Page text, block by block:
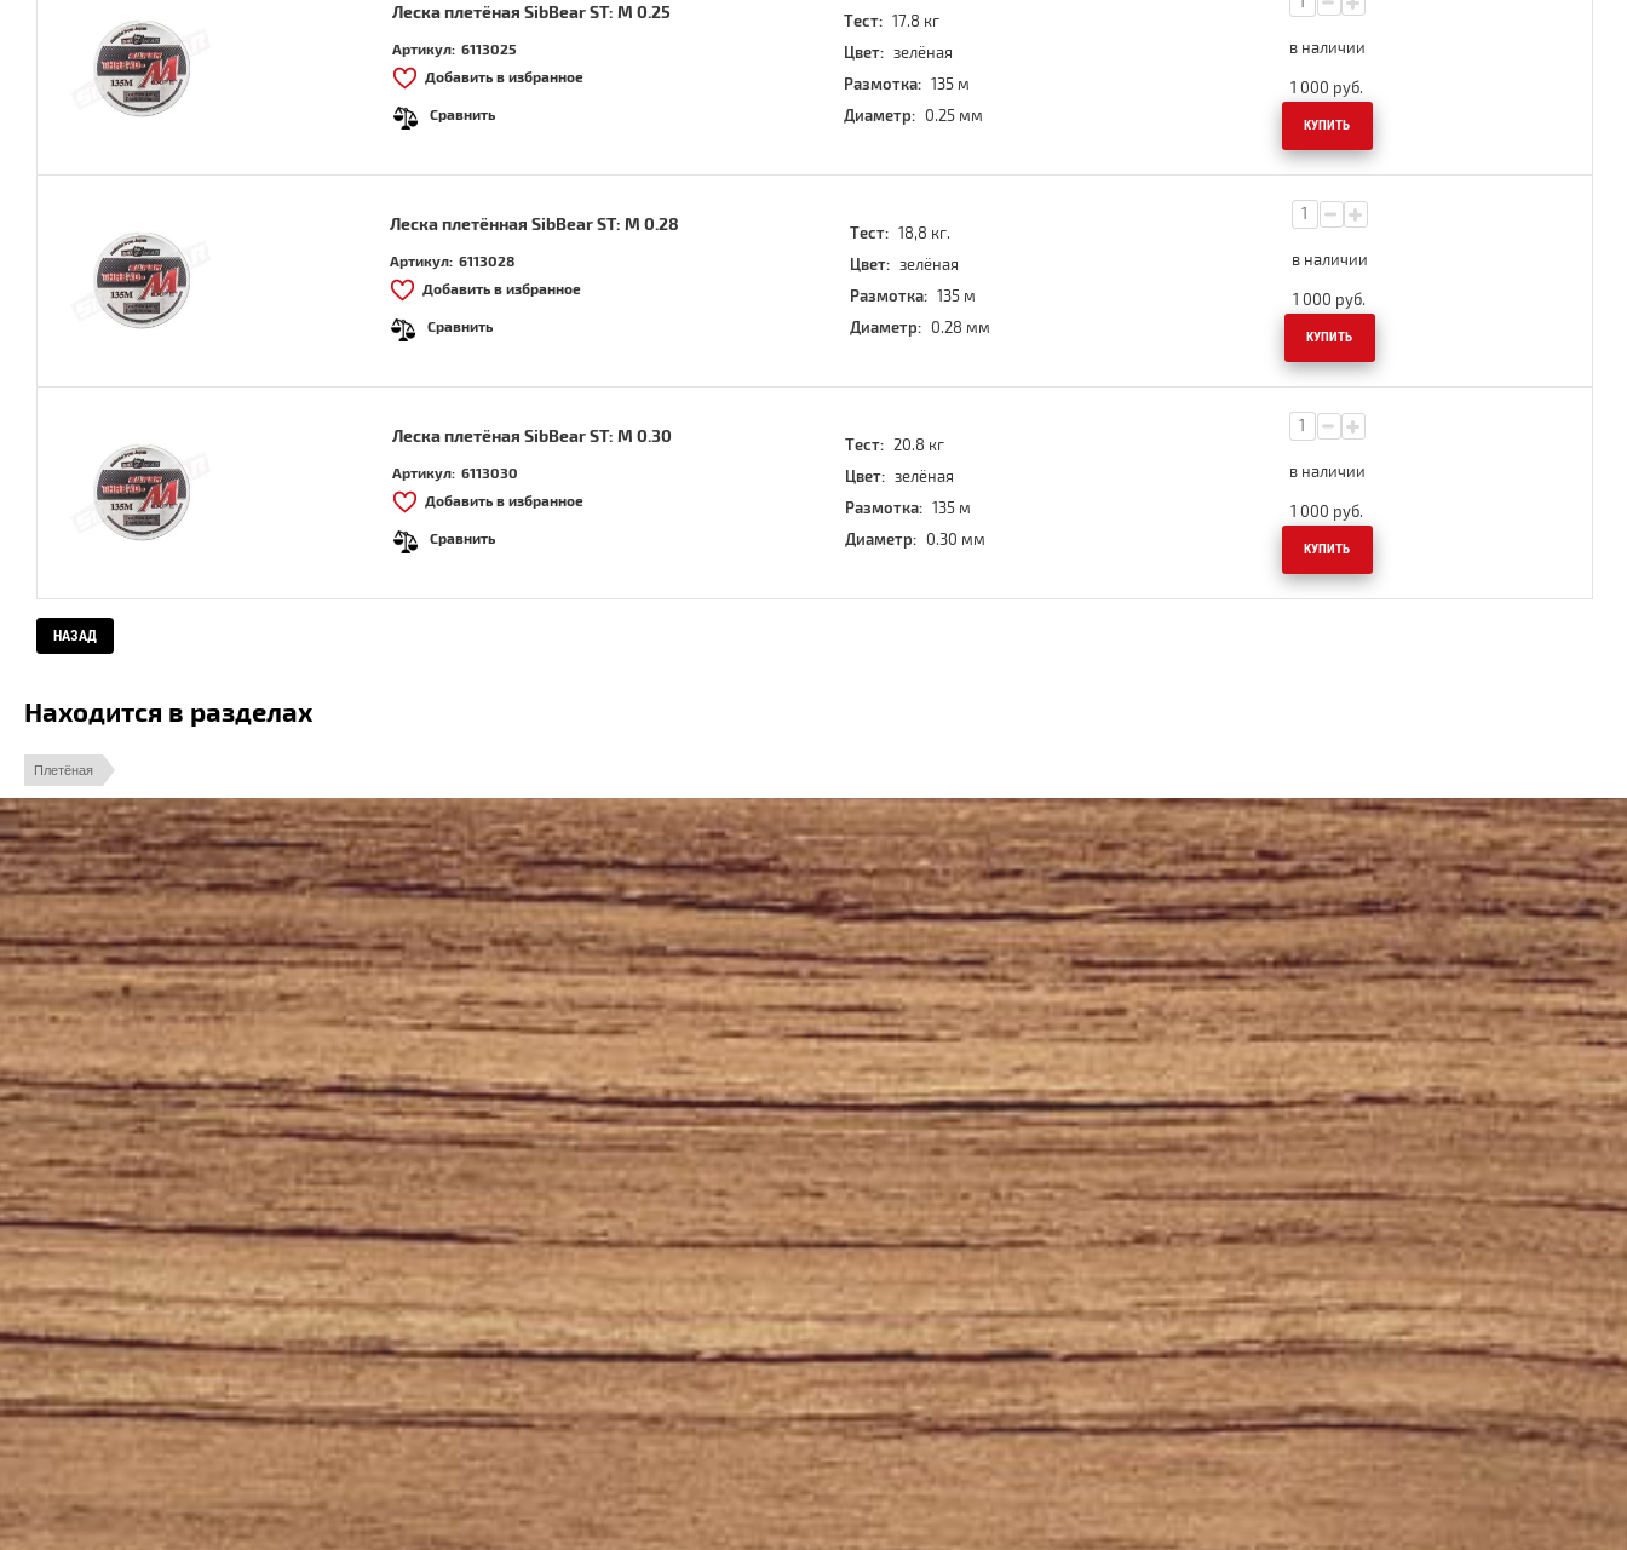
Леска плетёная SibBear ST: M 0.25
Артикул: 6113025
Добавить в избранное
Сравнить
Тест: 17.8 кг
Цвет: зелёная
Размотка: 135 м
Диаметр: 0.25 мм
в наличии
1 000 руб.
КУПИТЬ
Леска плетённая SibBear ST: M 0.28
Артикул: 6113028
Добавить в избранное
Сравнить
Тест: 18,8 кг.
Цвет: зелёная
Размотка: 135 м
Диаметр: 0.28 мм
в наличии
1 000 руб.
КУПИТЬ
Леска плетёная SibBear ST: M 0.30
Артикул: 6113030
Добавить в избранное
Сравнить
Тест: 20.8 кг
Цвет: зелёная
Размотка: 135 м
Диаметр: 0.30 мм
в наличии
1 000 руб.
КУПИТЬ
НАЗАД
Находится в разделах
Плетёная